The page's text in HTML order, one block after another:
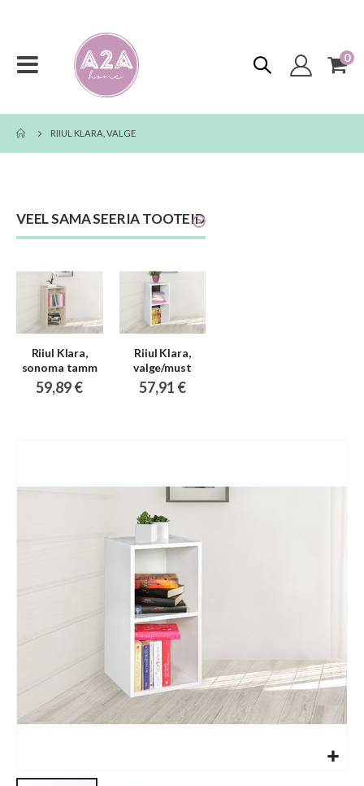
Toggle
Nav
Cart
0
RIIUL KLARA, VALGE
VEEL SAMA SEERIA TOOTEID
Riiul Klara,
sonoma tamm
59,89 €
Riiul Klara,
valge/must
57,91 €